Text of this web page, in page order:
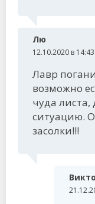
Лю
12.10.2020 в 14:43
Лавр
возможно
чуда листа,
ситуацию.
засолки!!!